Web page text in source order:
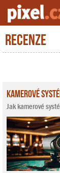
Server o natáčení
Recenze
Kamerové
Jak kamerové